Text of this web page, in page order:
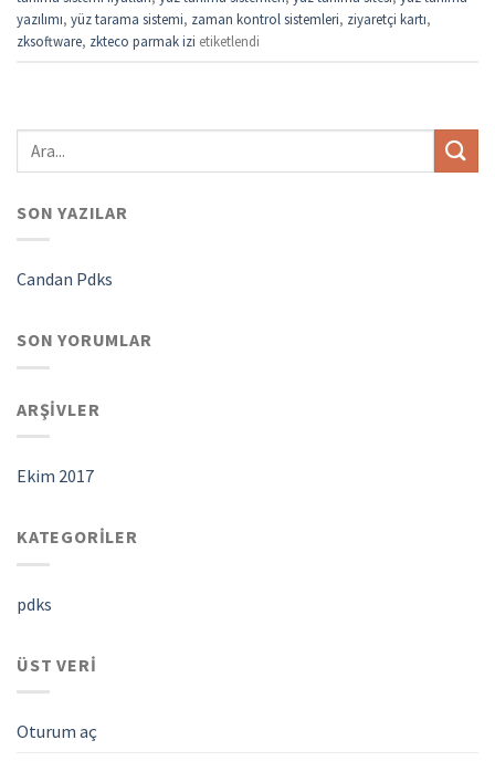
yazılımı, yüz tarama sistemi, zaman kontrol sistemleri, ziyaretçi kartı,
zksoftware, zkteco parmak izi etiketlendi
SON YAZILAR
Candan Pdks
SON YORUMLAR
ARŞIVLER
Ekim 2017
KATEGORILER
pdks
ÜST VERI
Oturum aç